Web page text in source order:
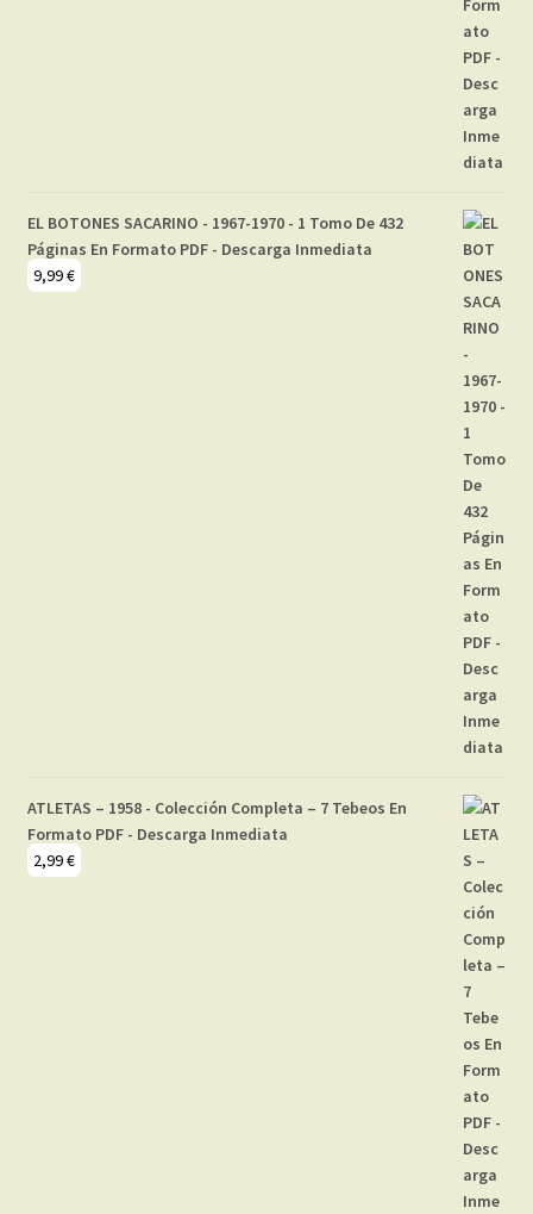
EL BOTONES SACARINO - 1967-1970 - 1 Tomo De 432
Páginas En Formato PDF - Descarga Inmediata
9,99€
ATLETAS – 1958 - Colección Completa – 7 Tebeos En
Formato PDF - Descarga Inmediata
2,99€